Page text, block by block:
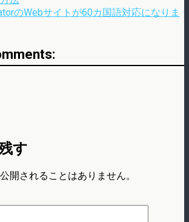
のWebサイトが60カ国語対応になりま
す
開されることはありません。